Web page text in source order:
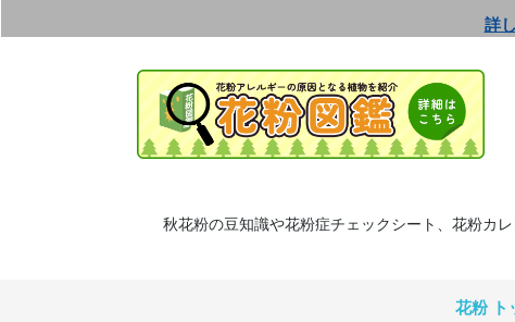
詳
秋花粉の豆知識や花粉症チェックシート、花粉カ
花粉 ト